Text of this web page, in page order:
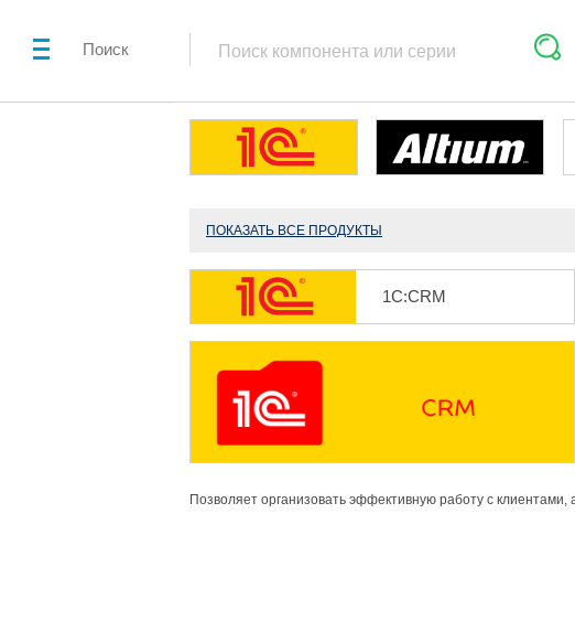
Поиск
ПОКАЗАТЬ ВСЕ ПРОДУКТЫ
1С:CRM
Позволяет организовать эффективную работу с